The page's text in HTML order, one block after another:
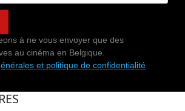
à ne vous envoyer que des
au cinéma en Belgique.
et politique de confidentialité